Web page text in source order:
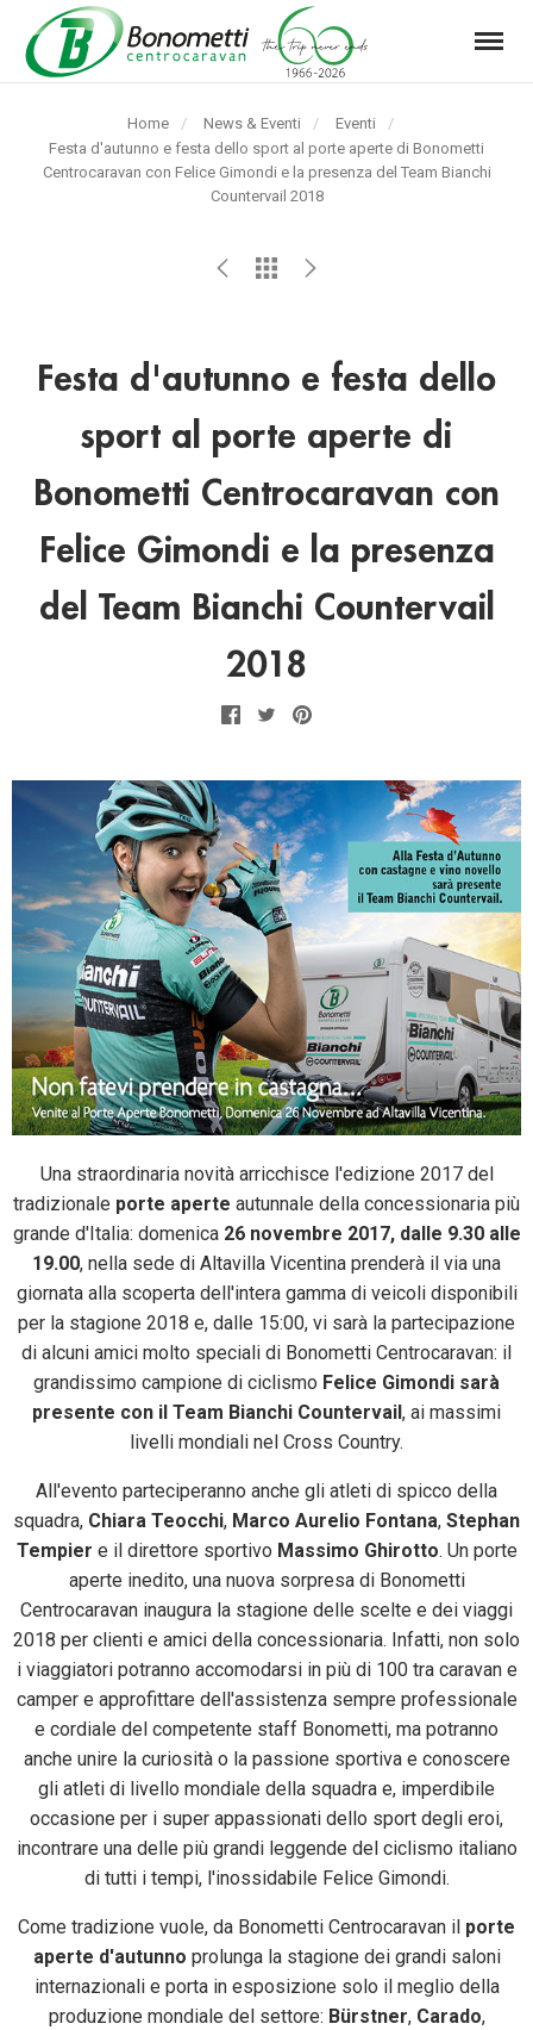
Automarket
Menu
Home News & Eventi
Eventi
Pagina
corrente:
Festa d'autunno e festa dello sport al porte aperte di Bonometti
Centrocaravan con Felice Gimondi e la presenza del Team Bianchi
Countervail 2018
Festa d'autunno e festa dello
sport al porte aperte di
Bonometti Centrocaravan con
Felice Gimondi e la presenza
del Team Bianchi Countervail
2018
Una straordinaria novità arricchisce l'edizione 2017 del
tradizionale porte aperte autunnale della concessionaria più
grande d'Italia: domenica 26 novembre 2017, dalle 9.30 alle
19.00, nella sede di Altavilla Vicentina prenderà il via una
giornata alla scoperta dell'intera gamma di veicoli disponibili
per la stagione 2018 e, dalle 15:00, vi sarà la partecipazione
di alcuni amici molto speciali di Bonometti Centrocaravan: il
grandissimo campione di ciclismo Felice Gimondi sarà
presente con il Team Bianchi Countervail , ai massimi
livelli mondiali nel Cross Country.
All'evento parteciperanno anche gli atleti di spicco della
squadra, Chiara Teocchi, Marco Aurelio Fontana, Stephan
Tempier e il direttore sportivo Massimo Ghirotto. Un porte
aperte inedito, una nuova sorpresa di Bonometti
Centrocaravan inaugura la stagione delle scelte e dei viaggi
2018 per clienti e amici della concessionaria. Infatti, non solo
i viaggiatori potranno accomodarsi in più di 100 tra caravan e
camper e approfittare dell'assistenza sempre professionale
e cordiale del competente staff Bonometti, ma potranno
anche unire la curiosità o la passione sportiva e conoscere
gli atleti di livello mondiale della squadra e, imperdibile
occasione per i super appassionati dello sport degli eroi,
incontrare una delle più grandi leggende del ciclismo italiano
di tutti i tempi, l'inossidabile Felice Gimondi.
Come tradizione vuole, da Bonometti Centrocaravan il porte
aperte d'autunno prolunga la stagione dei grandi saloni
internazionali e porta in esposizione solo il meglio della
produzione mondiale del settore: Bürstner, Carado,